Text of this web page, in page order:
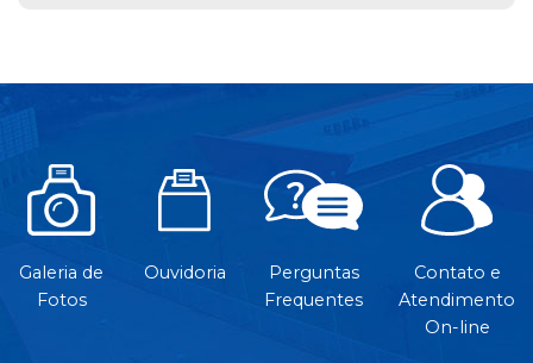
Galeria de
Fotos
Ouvidoria
Perguntas
Frequentes
Contato e
Atendimento
On-line